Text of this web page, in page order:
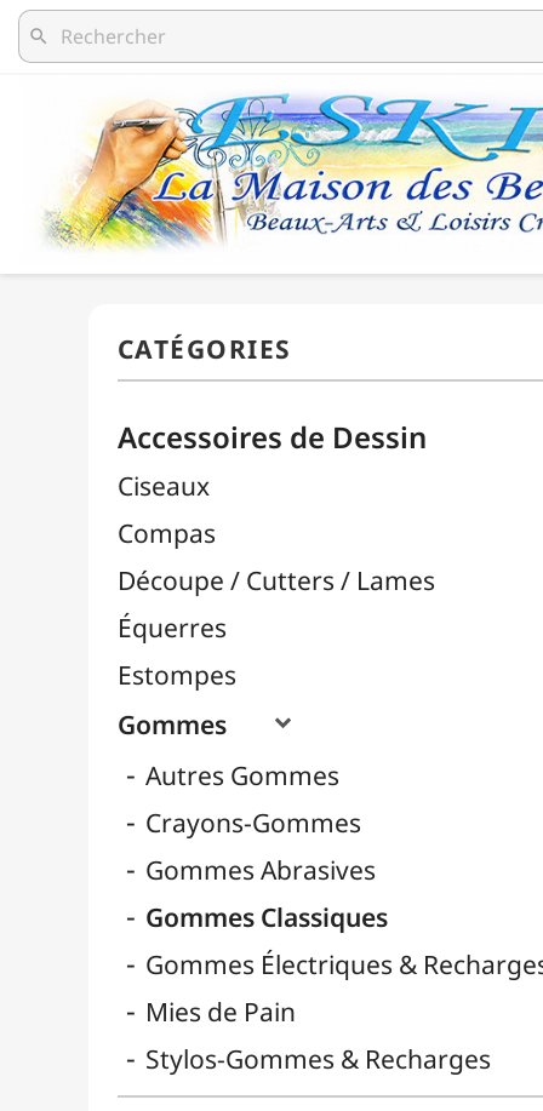
search
Compas
Découpe / Cutters / Lames
Estompes
Gommes 
Crayons-Gommes
Gommes Abrasives
Gommes Classiques
Gommes Électriques & Recharges
Mies de Pain
Pochoirs
Rapporteurs
Règles / Mesures
Taille-Crayons

Tapis de Coupe
Body-Paint / Maquillage
Bombes & Feutres à Peinture
Céramique / Poterie